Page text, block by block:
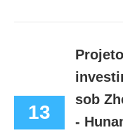
13
sob
-